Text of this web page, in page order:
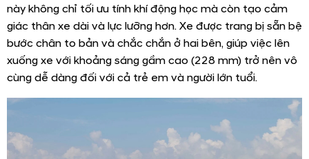
này không chỉ tối ưu tính khí động học mà còn tạo cảm
giác thân xe dài và lực lưỡng hơn. Xe được trang bị sẵn bệ
bước chân to bản và chắc chắn ở hai bên, giúp việc lên
xuống xe với khoảng sáng gầm cao (228 mm) trở nên vô
cùng dễ dàng đối với cả trẻ em và người lớn tuổi.